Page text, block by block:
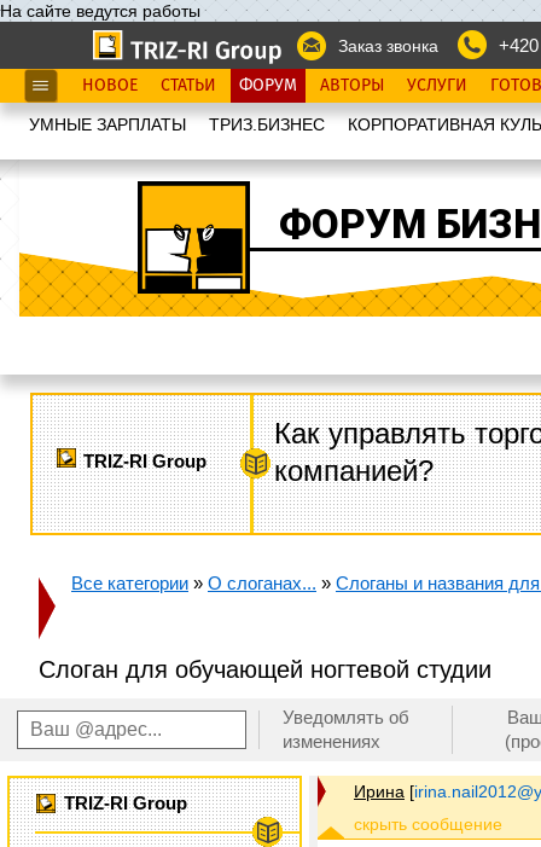
На сайте ведутся работы
Заказ звонка
НОВОЕ СТАТЬИ ФОРУМ АВТОРЫ УСЛУГИ
УМНЫЕ ЗАРПЛАТЫ ТРИЗ.БИЗНЕС КОРПОРАТИВНАЯ
ФОРУМ
TRIZ-RI Group
Как управлять
компанией?
Все категории » О слоганах... » Слоганы и названия
Слоган для обучающей ногтевой студии
Уведомлять об
изменениях
TRIZ-RI Group
Ирина [